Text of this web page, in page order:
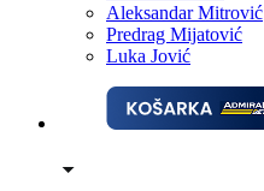
Aleksandar Mitrović
Predrag Mijatović
Luka Jović